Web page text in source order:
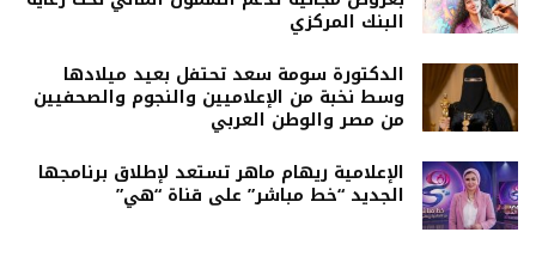
البنك المركزي
الدكتورة سومة سعد تحتفل بعيد ميلادها
وسط نخبة من الإعلاميين والنجوم والصحفيين
من مصر والوطن العربي
الإعلامية ريهام ماهر تستعد لإطلاق برنامجها
الجديد “خط مباشر” على قناة “هي”